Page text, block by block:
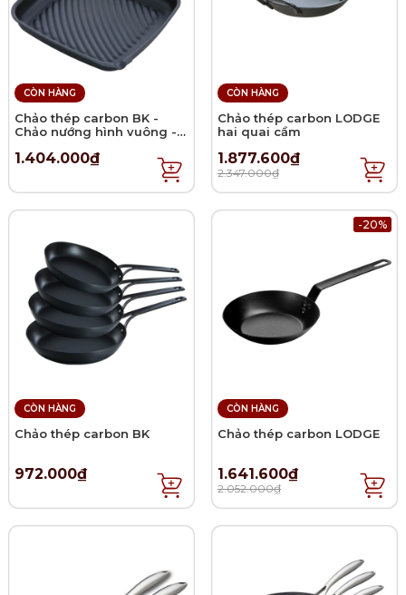
CÒN HÀNG
Chảo thép carbon BK -
Chảo nướng hình vuông -
1.404.000₫
CÒN HÀNG
Chảo thép carbon LODGE
hai quai cầm
1.877.600₫
2.347.000₫
CÒN HÀNG
Chảo thép carbon BK
972.000₫
-20%
CÒN HÀNG
Chảo thép carbon LODGE
1.641.600₫
2.052.000₫